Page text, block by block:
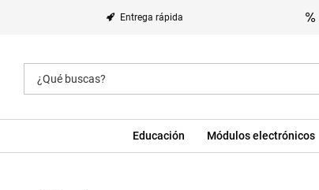
Entrega rápida
Educación Módulos electrónicos